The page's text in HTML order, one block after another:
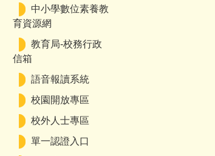
中小學數位素養教
育資源網
教育局-校務行政
信箱
語音報讀系統
校園開放專區
校外人士專區
單一認證入口